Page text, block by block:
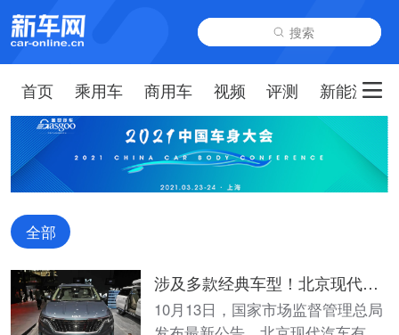
搜索
首页 乘用车 商用车 视频 评测 新能源
全部
涉及多款经典车型！北京现代和
江苏起亚启动召回
10月13日，国家市场监督管理总局